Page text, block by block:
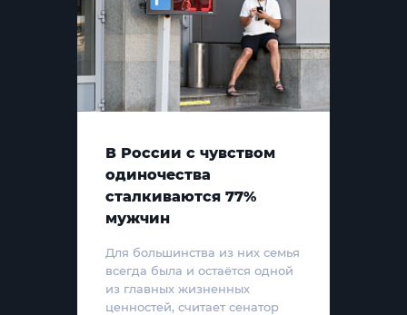
В России с чувством
одиночества
сталкиваются 77%
мужчин
Для большинства из них семья
всегда была и остаётся одной
из главных жизненных
ценностей, считает сенатор